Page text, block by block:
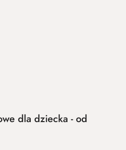
dla dziecka - od